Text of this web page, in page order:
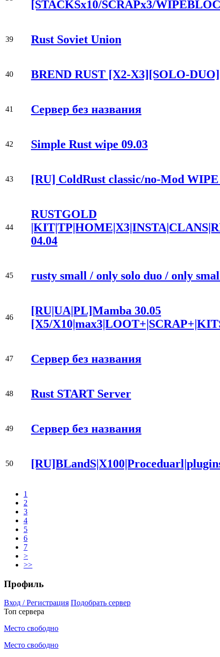
[STACKSx10/SCRAPx3/
39 Rust Soviet Union
40 BREND RUST [X2-X3][SOLO-
41 Сервер без названия
42 Simple Rust wipe 09.03
43 [RU] ColdRust classic/no-Mod WIPE
44
RUSTGOLD
04.04
45 rusty small / only solo duo / only
46
[RU|UA|PL]Mamba 30.05
[X5/
47 Сервер без названия
48 Rust START Server
49 Сервер без названия
50
1
2
3
4
5
6
7
>
>>
Профиль
Вход / Регистрация Подобрать сервер
Топ сервера
Место свободно
Место свободно